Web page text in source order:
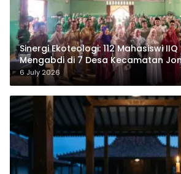
‎Sinergi Ekoteologi: 112 Mahasiswi
Mengabdi di 7 Desa Kecamatan
6 July 2026